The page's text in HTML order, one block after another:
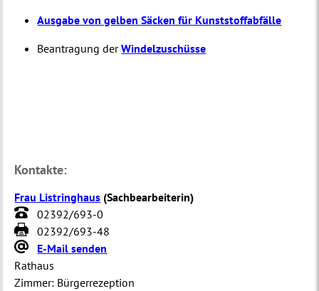
Ausgabe von gelben Säcken für Kunststoffabfälle
Beantragung derWindelzuschüsse
Kontakte:
Frau Listringhaus (Sachbearbeiterin)
02392/693-0
02392/693-48
E-Mail senden
Rathaus
Zimmer: Bürgerrezeption